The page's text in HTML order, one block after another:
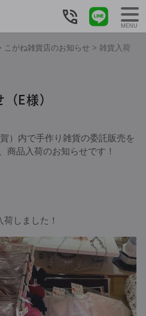
こがね雑貨店のお知らせ > 雑貨入荷
E様）
）内で手作り雑貨の委託販売を
商品入荷のお知らせです！
しました！
MENU